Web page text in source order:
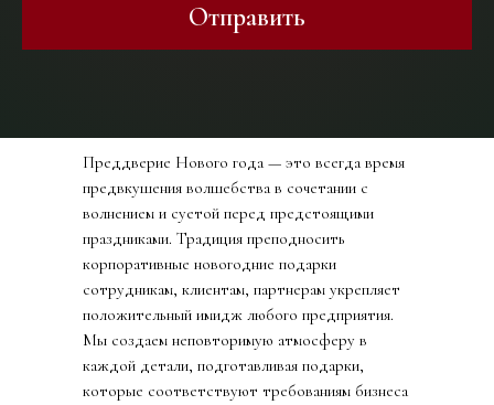
Отправить
Преддверие Нового года — это всегда время
предвкушения волшебства в сочетании с
волнением и суетой перед предстоящими
праздниками. Традиция преподносить
корпоративные новогодние подарки
сотрудникам, клиентам, партнерам укрепляет
положительный имидж любого предприятия.
Мы создаем неповторимую атмосферу в
каждой детали, подготавливая подарки,
которые соответствуют требованиям бизнеса